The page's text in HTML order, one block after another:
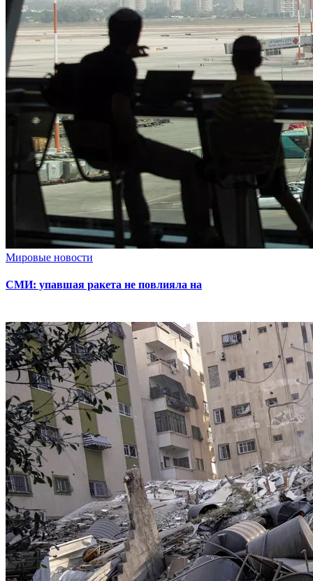
Мировые новости
СМИ: упавшая ракета не повлияла на